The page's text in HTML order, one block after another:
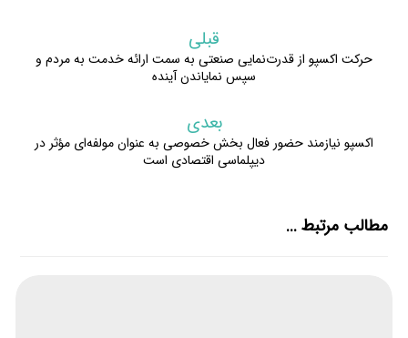
قبلی
حرکت اکسپو از قدرت‌نمایی صنعتی به سمت ارائه خدمت به مردم و
سپس نمایاندن آینده
بعدی
اکسپو نیازمند حضور فعال بخش خصوصی به عنوان مولفه‌ای مؤثر در
دیپلماسی اقتصادی است
مطالب مرتبط ...